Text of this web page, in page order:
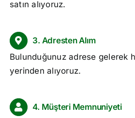
satın alıyoruz.
3. Adresten Alım
Bulunduğunuz adrese gelerek
yerinden alıyoruz.
4. Müşteri Memnuniyeti